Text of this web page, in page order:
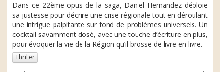
Dans ce 22ème opus de la saga, Daniel Hernandez déploie
sa justesse pour décrire une crise régionale tout en déroulant
une intrigue palpitante sur fond de problèmes universels. Un
cocktail savamment dosé, avec une touche d’écriture en plus,
pour évoquer la vie de la Région qu’il brosse de livre en livre.
Thriller